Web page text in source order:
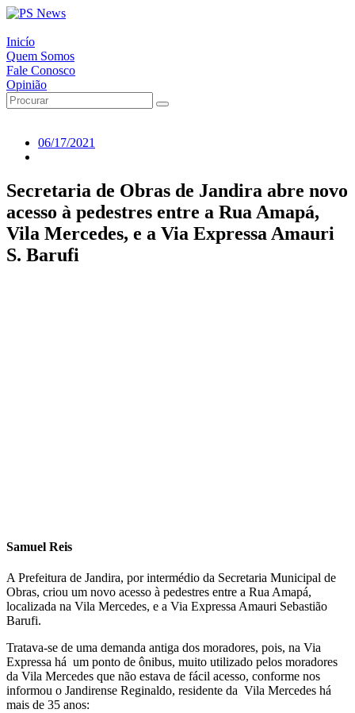
Inicío
Quem Somos
Fale Conosco
Opinião
06/17/2021
Secretaria de Obras de Jandira abre novo
acesso à pedestres entre a Rua Amapá,
Vila Mercedes, e a Via Expressa Amauri
S. Barufi
Samuel Reis
A Prefeitura de Jandira, por intermédio da Secretaria Municipal de
Obras, criou um novo acesso à pedestres entre a Rua Amapá,
localizada na Vila Mercedes, e a Via Expressa Amauri Sebastião
Barufi.
Tratava-se de uma demanda antiga dos moradores, pois, na Via
Expressa há um ponto de ônibus, muito utilizado pelos moradores
da Vila Mercedes que não estava de fácil acesso, conforme nos
informou o Jandirense Reginaldo, residente da Vila Mercedes há
mais de 35 anos: